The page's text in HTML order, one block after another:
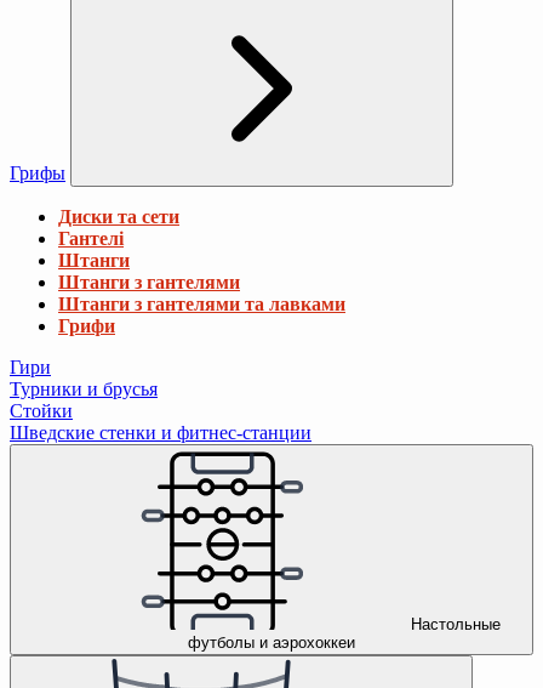
Грифы
Диски та сети
Гантелі
Штанги
Штанги з гантелями
Штанги з гантелями та лавками
Грифи
Гири
Турники и брусья
Стойки
Шведские стенки и фитнес-станции
Настольные
футболы и аэрохоккеи